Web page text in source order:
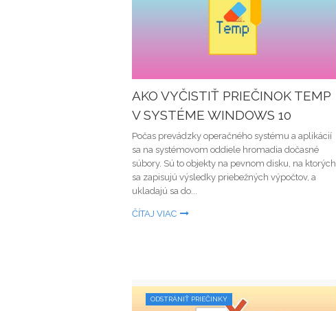
AKO VYČISTIŤ PRIEČINOK TEMP
V SYSTÉME WINDOWS 10
Počas prevádzky operačného systému a aplikácií
sa na systémovom oddiele hromadia dočasné
súbory. Sú to objekty na pevnom disku, na ktorých
sa zapisujú výsledky priebežných výpočtov, a
ukladajú sa do...
ČÍTAJ VIAC
ODSTRÁNIŤ PRIEČINKY